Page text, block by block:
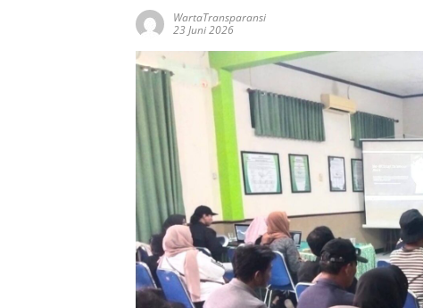
WartaTransparansi
23 Juni 2026